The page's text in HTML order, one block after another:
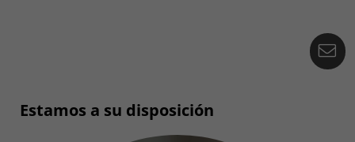
Estamos a su disposición